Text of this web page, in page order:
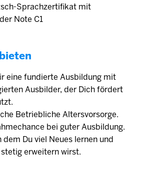
Sprachzertifikat mit
Note C1
eine fundierte Ausbildung mit
Ausbilder, der Dich fördert
Betriebliche Altersvorsorge.
bei guter Ausbildung.
dem Du viel Neues lernen und
stetig erweitern wirst.